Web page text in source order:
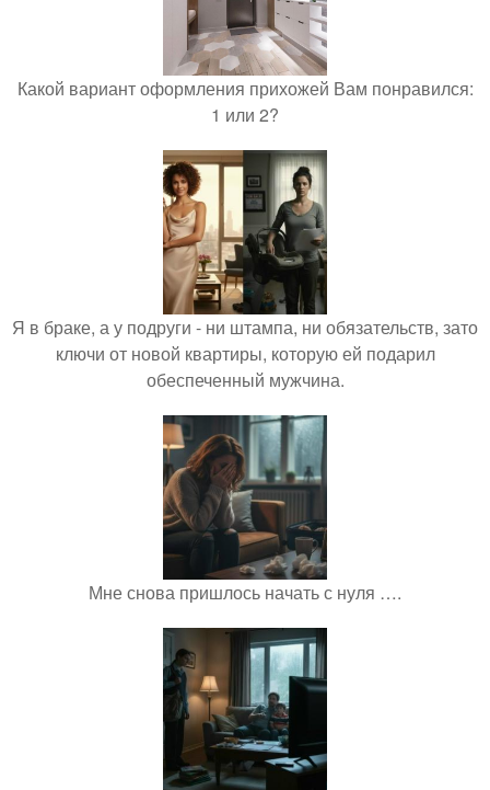
Какой вариант оформления прихожей Вам понравился:
1 или 2?
Я в браке, а у подруги - ни штампа, ни обязательств, зато
ключи от новой квартиры, которую ей подарил
обеспеченный мужчина.
Мне снова пришлось начать с нуля ….